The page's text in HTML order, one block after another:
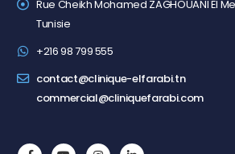
Rue Cheikh Mohamed ZAGHOUANI El
Tunisie
+216 98 799 555
contact@clinique-elfarabi.tn
commercial@cliniquefarabi.com